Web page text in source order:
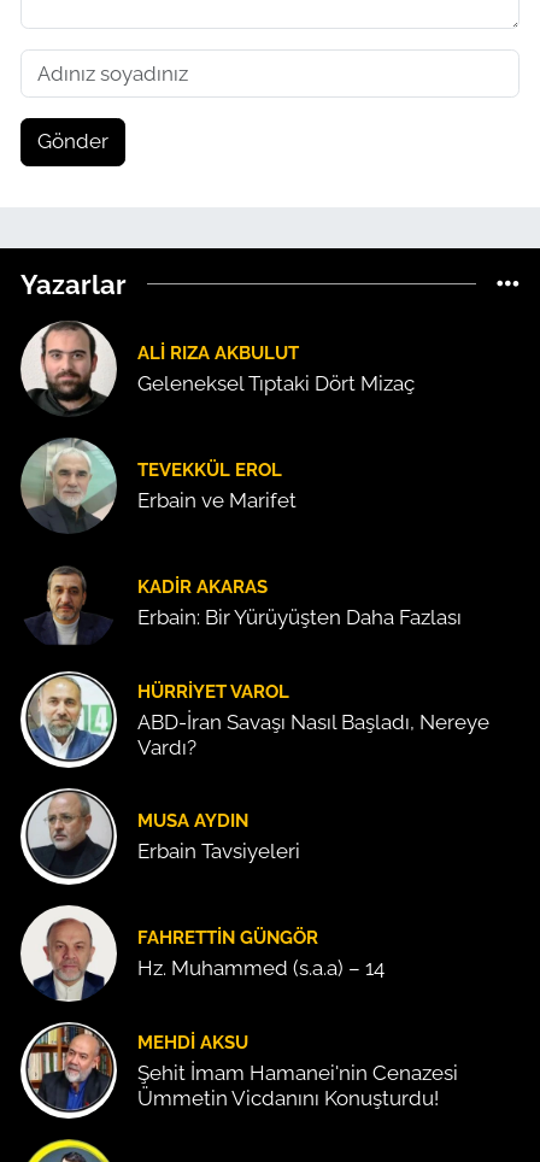
Gönder
Yazarlar
ALI RIZA AKBULUT
Geleneksel Tıptaki Dört Mizaç
TEVEKKÜL EROL
Erbain ve Marifet
KADIR AKARAS
Erbain: Bir Yürüyüşten Daha Fazlası
HÜRRIYET VAROL
ABD-İran Savaşı Nasıl Başladı, Nereye
Vardı?
MUSA AYDIN
Erbain Tavsiyeleri
FAHRETTIN GÜNGÖR
Hz. Muhammed (s.a.a) – 14
MEHDI AKSU
Şehit İmam Hamanei'nin Cenazesi
Ümmetin Vicdanını Konuşturdu!